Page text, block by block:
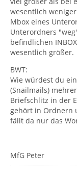
wesentlich
Mbox eines
Unterordners
befindlichen
wesentlich größer.
BWT:
Wie würdest du
(Snailmails)
Briefschlitz in der
gehört in Ordnern
fällt da nur das
MfG Peter